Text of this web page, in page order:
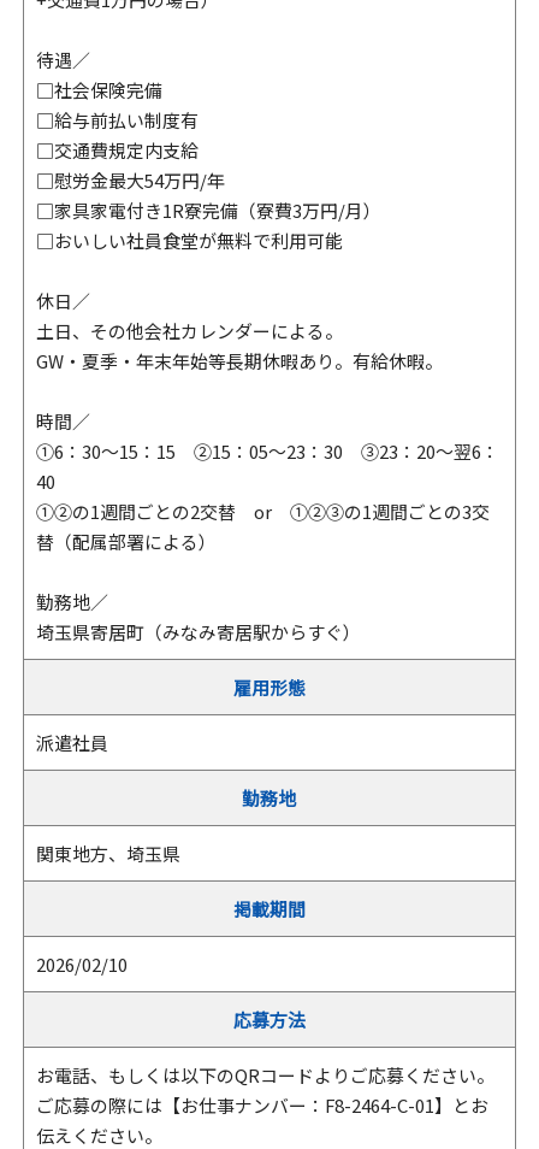
待遇／
□社会保険完備
□給与前払い制度有
□交通費規定内支給
□慰労金最大54万円/年
□家具家電付き1R寮完備（寮費3万円/月）
□おいしい社員食堂が無料で利用可能
休日／
土日、その他会社カレンダーによる。
GW・夏季・年末年始等長期休暇あり。有給休暇。
時間／
①6：30～15：15 ②15：05～23：30 ③23：20～翌6：
40
①②の1週間ごとの2交替 or ①②③の1週間ごとの3交
替（配属部署による）
勤務地／
埼玉県寄居町（みなみ寄居駅からすぐ）
雇用形態
派遣社員
勤務地
関東地方、埼玉県
掲載期間
2026/02/10
応募方法
お電話、もしくは以下のQRコードよりご応募ください。
ご応募の際には【お仕事ナンバー：F8-2464-C-01】とお
伝えください。